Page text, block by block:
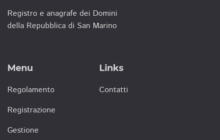
Registro e anagrafe dei Domini
della Repubblica di San Marino
Menu
Regolamento
Registrazione
Gestione
Links
Contatti